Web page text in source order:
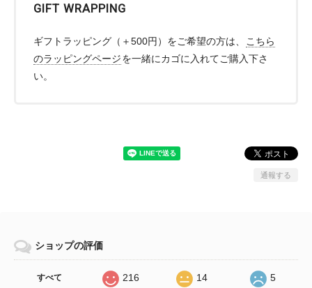
GIFT WRAPPING
ギフトラッピング（＋500円）をご希望の方は、
こちら
のラッピングページを一緒にカゴに入れてご購入下さ
い。
通報する
ショップの評価
すべて 216 14 5